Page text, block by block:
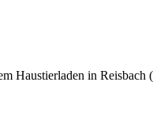
Haustierladen in